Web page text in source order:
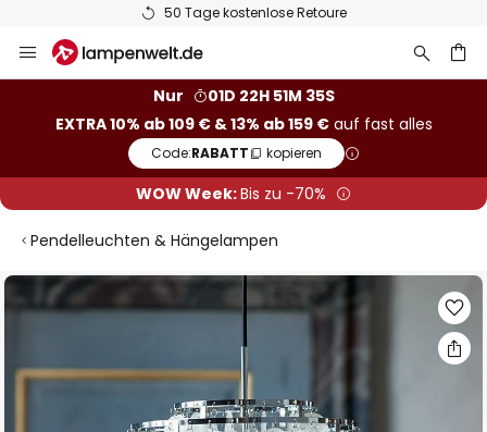
50 Tage kostenlose Retoure
Inhalt
Nur
01D 22H 51M 34S
EXTRA 10% ab 109 € & 13% ab 159 €auf fast alles
Code:RABATT kopieren
WOW Week:Bis zu -70%
Pendelleuchten & Hängelampen
Zum
Ende
Bildgalerie